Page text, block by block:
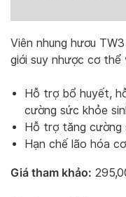
Viên nhung hươu
giới suy nhược cơ thể
Hỗ trợ bổ huyết,
cường sức khỏe
Hỗ trợ tăng cường
Hạn chế lão hóa
Giá tham khảo: